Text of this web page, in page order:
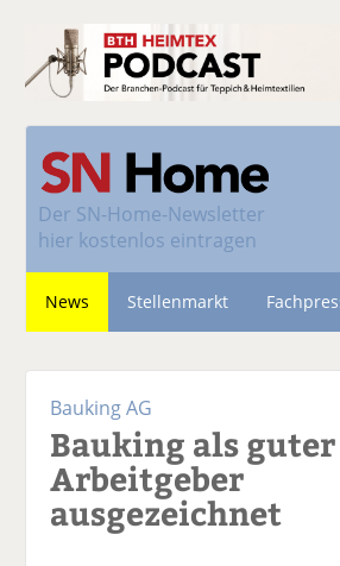
Der SN-Home-Newsletter
hier kostenlos eintragen
News Stellenmarkt
Bauking AG
Bauking als guter
Arbeitgeber
ausgezeichnet